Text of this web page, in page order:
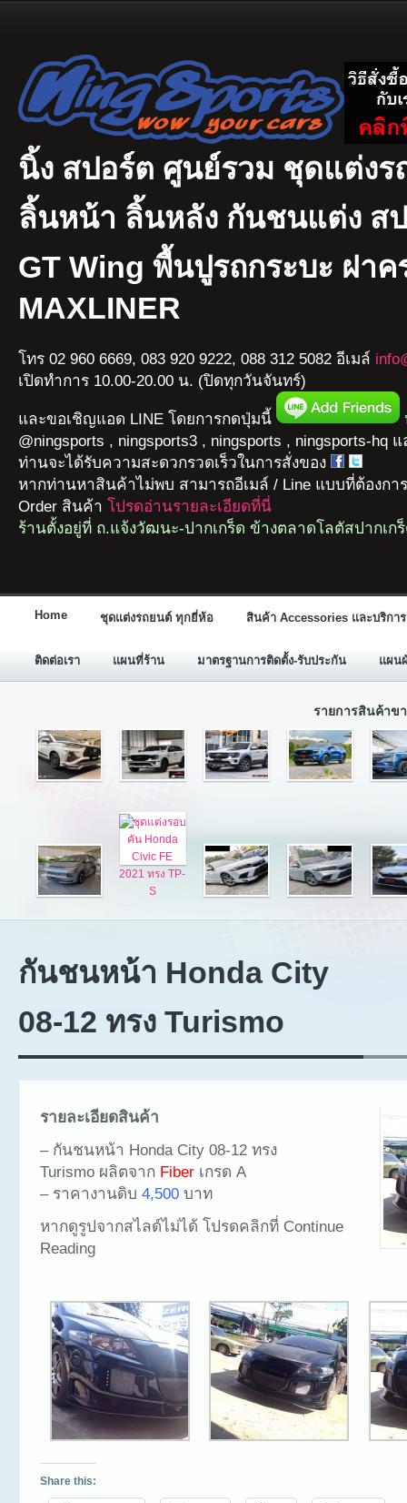
นิ้ง สปอร์ต ศูนย์รวม ชุดแต่งร
ลิ้นหน้า ลิ้นหลัง กันชนแต่ง สป
GT Wing พื้นปูรถกระบะ ฝาค
MAXLINER
โทร 02 960 6669, 083 920 9222, 088 312 5082 อีเมล์
เปิดทำการ 10.00-20.00 น. (ปิดทุกวันจันทร์)
และขอเชิญแอด LINE โดยการกดปุ่มนี้
@ningsports , ningsports3 , ningsports , ningsports-hq
ท่านจะได้รับความสะดวกรวดเร็วในการสั่งของ
หากท่านหาสินค้าไม่พบ สามารถอีเมล์ / Line แบบที่ต้องกา
Order สินค้า โปรดอ่านรายละเอียดที่นี่
ร้านตั้งอยู่ที่ ถ.แจ้งวัฒนะ-ปากเกร็ด ข้างตลาดโลตัสปากเก
Home ชุดแต่งรถยนต์ ทุกยี่ห้อ สินค้า Accessories และบริการ
ติดต่อเรา แผนที่ร้าน มาตรฐานการติดตั้ง-รับประกัน แผน
รายการสินค้าข
กันชนหน้า Honda City
08-12 ทรง Turismo
รายละเอียดสินค้า
– กันชนหน้า Honda City 08-12 ทรง
Turismo ผลิตจาก Fiber เกรด A
– ราคางานดิบ 4,500 บาท
หากดูรูปจากสไลด์ไม่ได้ โปรดคลิกที่ Continue
Reading
Share this: